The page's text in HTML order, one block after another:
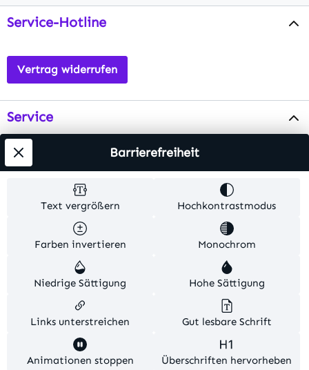
Service-Hotline
Vertrag widerrufen
Service
Info
Alle Preise inkl. gesetzl. Mehrwertsteuer zzgl.
Versandkosten . Alle Artikelangaben sind
Herstellerangaben und ohne Gewähr.
© 2026 MKV24 – Alle Rechte vorbehalten. Theme by
TC-Innovations
Text vergrößern Hochkontrastmodus
Farben invertieren Monochrom
Niedrige Sättigung Hohe Sättigung
Links unterstreichen Gut lesbare Schrift
Animationen stoppen Überschriften hervorheben
Barrierefreiheit
Diese Website verwendet Cookies, um eine bestmögliche